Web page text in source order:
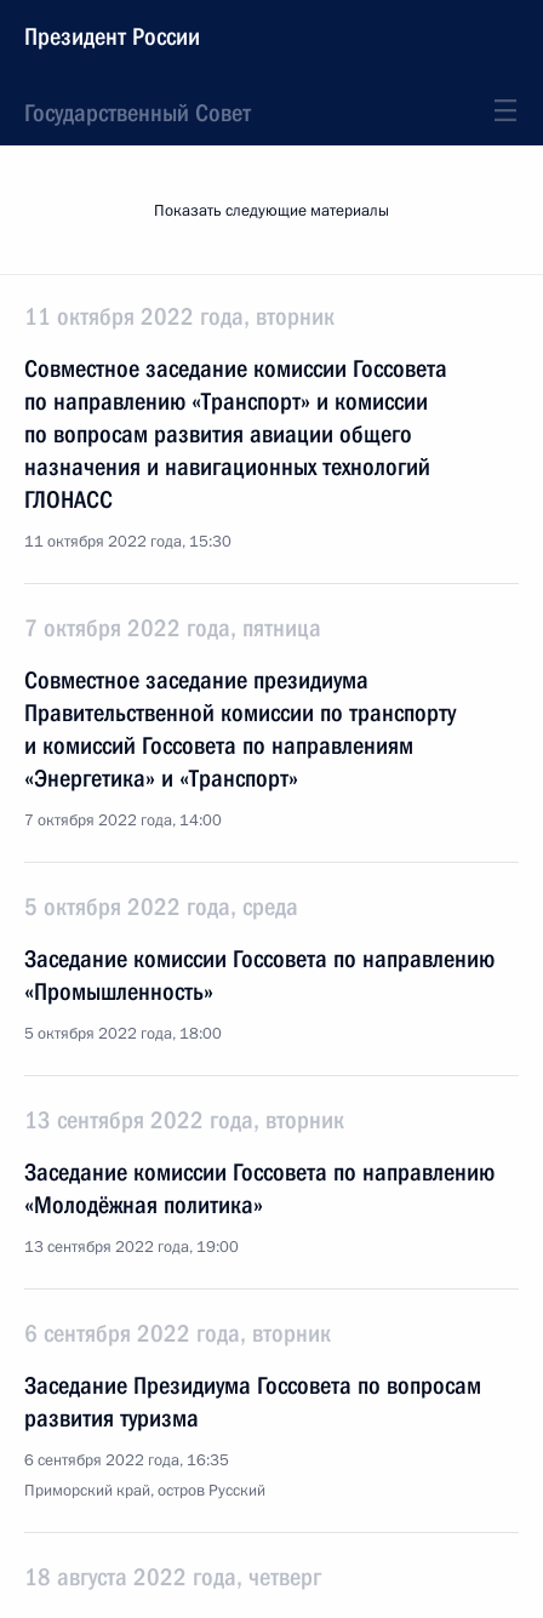
Президент России
Государственный Совет
Показать следующие материалы
11 октября 2022 года, вторник
Совместное заседание комиссии Госсовета
по направлению «Транспорт» и комиссии
по вопросам развития авиации общего
назначения и навигационных технологий
ГЛОНАСС
11 октября 2022 года, 15:30
7 октября 2022 года, пятница
Совместное заседание президиума
Правительственной комиссии по транспорту
и комиссий Госсовета по направлениям
«Энергетика» и «Транспорт»
7 октября 2022 года, 14:00
5 октября 2022 года, среда
Заседание комиссии Госсовета по направлению
«Промышленность»
5 октября 2022 года, 18:00
13 сентября 2022 года, вторник
Заседание комиссии Госсовета по направлению
«Молодёжная политика»
13 сентября 2022 года, 19:00
6 сентября 2022 года, вторник
Заседание Президиума Госсовета по вопросам
развития туризма
6 сентября 2022 года, 16:35
Приморский край, остров Русский
18 августа 2022 года, четверг